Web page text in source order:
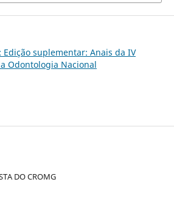
Edição suplementar: Anais da IV
Odontologia Nacional
DO CROMG